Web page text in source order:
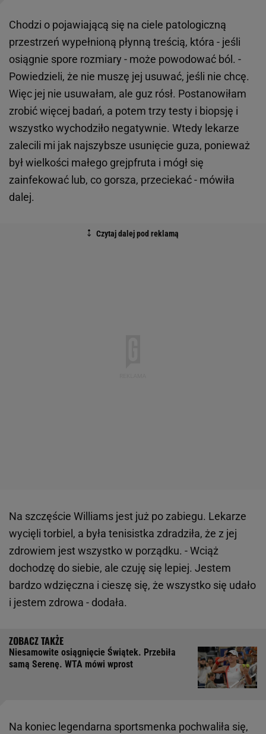
Chodzi o pojawiającą się na ciele patologiczną
przestrzeń wypełnioną płynną treścią, która - jeśli
osiągnie spore rozmiary - może powodować ból. -
Powiedzieli, że nie muszę jej usuwać, jeśli nie chcę.
Więc jej nie usuwałam, ale guz rósł. Postanowiłam
zrobić więcej badań, a potem trzy testy i biopsję i
wszystko wychodziło negatywnie. Wtedy lekarze
zalecili mi jak najszybsze usunięcie guza, ponieważ
był wielkości małego grejpfruta i mógł się
zainfekować lub, co gorsza, przeciekać - mówiła
dalej.
Na szczęście Williams jest już po zabiegu. Lekarze
wycięli torbiel, a była tenisistka zdradziła, że z jej
zdrowiem jest wszystko w porządku. - Wciąż
dochodzę do siebie, ale czuję się lepiej. Jestem
bardzo wdzięczna i cieszę się, że wszystko się udało
i jestem zdrowa - dodała.
Niesamowite osiągnięcie Świątek. Przebiła
samą Serenę. WTA mówi wprost
Na koniec legendarna sportsmenka pochwaliła się,